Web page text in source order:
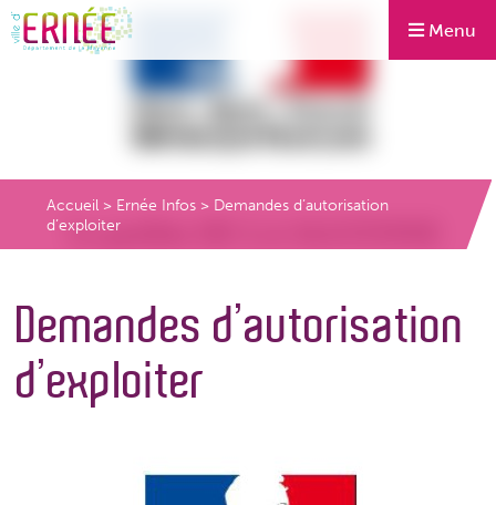
Menu
Accueil > Ernée Infos > Demandes d’autorisation
d’exploiter
Demandes d’autorisation
d’exploiter